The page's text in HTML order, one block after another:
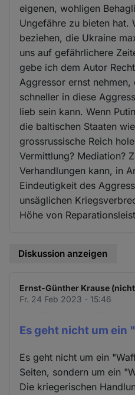
eigenen, wohligen
Ungefähre zu bieten hat.
beziehen, die Ukraine
uns auf gefährlichere
gebe ich dem Autor
Aggressor ernst
schneller in diese
lieb sein kann. Wenn
die baltischen Staaten
grossrussische Reich
Vermittlung? Mediation?
Verhandlungen kann, in
Eindeutigkeit des
unsäglichen
Höhe von
Diskussion anzeigen
Ernst-Günther Krause
Fr. 24 Feb 2023 - 15:46
Es geht nicht um ein
Es geht nicht um ein
Seiten, sondern um ein
Die kriegerischen